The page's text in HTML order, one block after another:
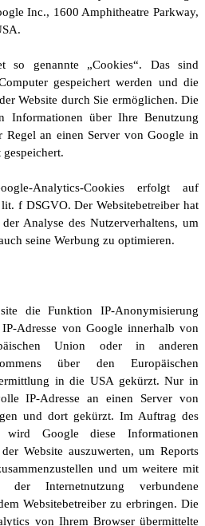
Inc., 1600 Amphitheatre Parkway,
so genannte „Cookies“. Das sind
gespeichert werden und die
Website durch Sie ermöglichen. Die
Informationen über Ihre Benutzung
Regel an einen Server von Google in
Analytics-Cookies erfolgt auf
f DSGVO. Der Websitebetreiber hat
Analyse des Nutzerverhaltens, um
seine Werbung zu optimieren.
die Funktion IP-Anonymisierung
Adresse von Google innerhalb von
Union oder in anderen
über den Europäischen
in die USA gekürzt. Nur in
IP-Adresse an einen Server von
und dort gekürzt. Im Auftrag des
wird Google diese Informationen
Website auszuwerten, um Reports
und um weitere mit
Internetnutzung verbundene
Websitebetreiber zu erbringen. Die
von Ihrem Browser übermittelte